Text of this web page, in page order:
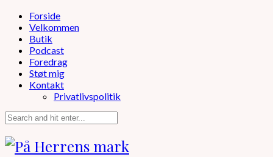
Forside
Velkommen
Butik
Podcast
Foredrag
Støt mig
Kontakt
Privatlivspolitik